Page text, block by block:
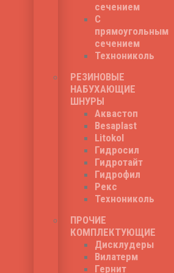
сечением
С
прямоугольным
сечением
Технониколь
РЕЗИНОВЫЕ
НАБУХАЮЩИЕ
ШНУРЫ
Аквастоп
Besaplast
Litokol
Гидросил
Гидротайт
Гидрофил
Рекс
Технониколь
ПРОЧИЕ
КОМПЛЕКТУЮЩИЕ
Дисклудеры
Вилатерм
Гернит
Ватерстоп ОС
Ватерстоп ОС
герметизации
Применение
другого типа
1,750
Read More
Быстрый
Ватерстоп ОС
Ватерстоп ОС
выполняет
монолитных и
всеми
модели
450₽